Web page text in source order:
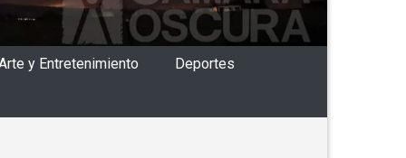
y Entretenimiento Deportes